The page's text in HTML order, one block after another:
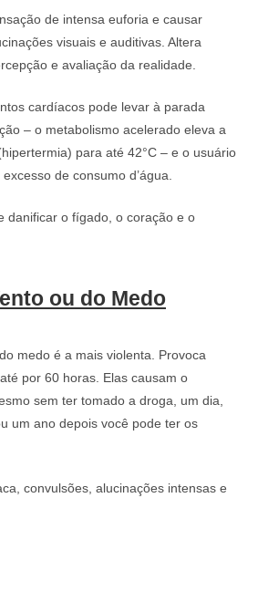
de intensa euforia e causar
visuais e auditivas. Altera
e avaliação da realidade.
cardíacos pode levar à parada
– o metabolismo acelerado eleva a
para até 42°C – e o usuário
de consumo d’água.
danificar o fígado, o coração e o
ou do Medo
medo é a mais violenta. Provoca
por 60 horas. Elas causam o
sem ter tomado a droga, um dia,
um ano depois você pode ter os
convulsões, alucinações intensas e